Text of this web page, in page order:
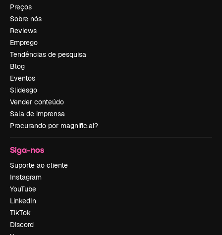
Preços
Sobre nós
Reviews
Emprego
Tendências de pesquisa
Blog
Eventos
Slidesgo
Vender conteúdo
Sala de imprensa
Procurando por magnific.ai?
Siga-nos
Suporte ao cliente
Instagram
YouTube
LinkedIn
TikTok
Discord